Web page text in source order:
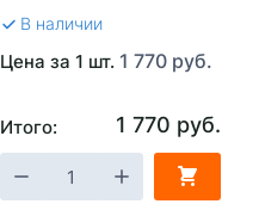
В наличии
Цена за 1 шт. 1 770 руб.
Итого: 1 770 руб.